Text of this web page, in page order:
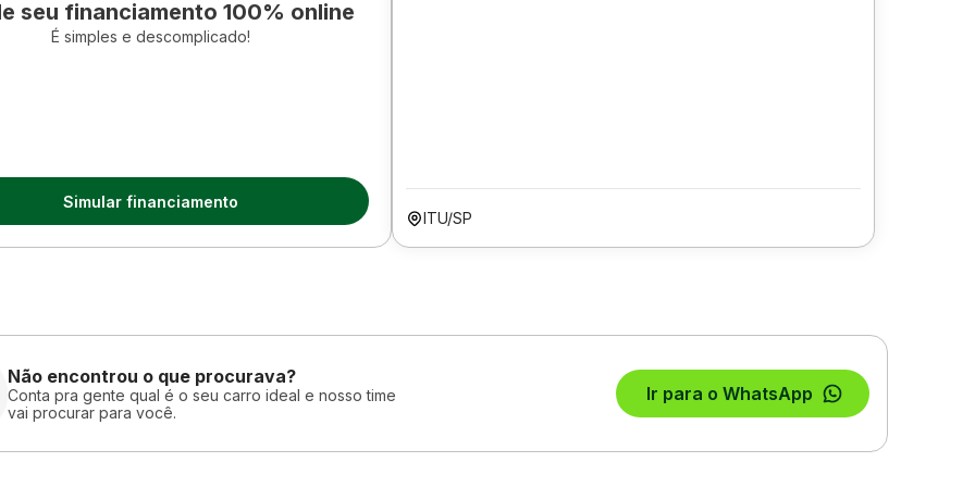
seu financiamento 100% online
É simples e descomplicado!
Simular financiamento
ITU/SP
Não encontrou o que procurava?
Conta pra gente qual é o seu carro ideal e nosso time
vai procurar para você.
Ir para o WhatsApp